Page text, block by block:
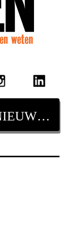
AANMELDEN VOOR NIEUWSBRIEF